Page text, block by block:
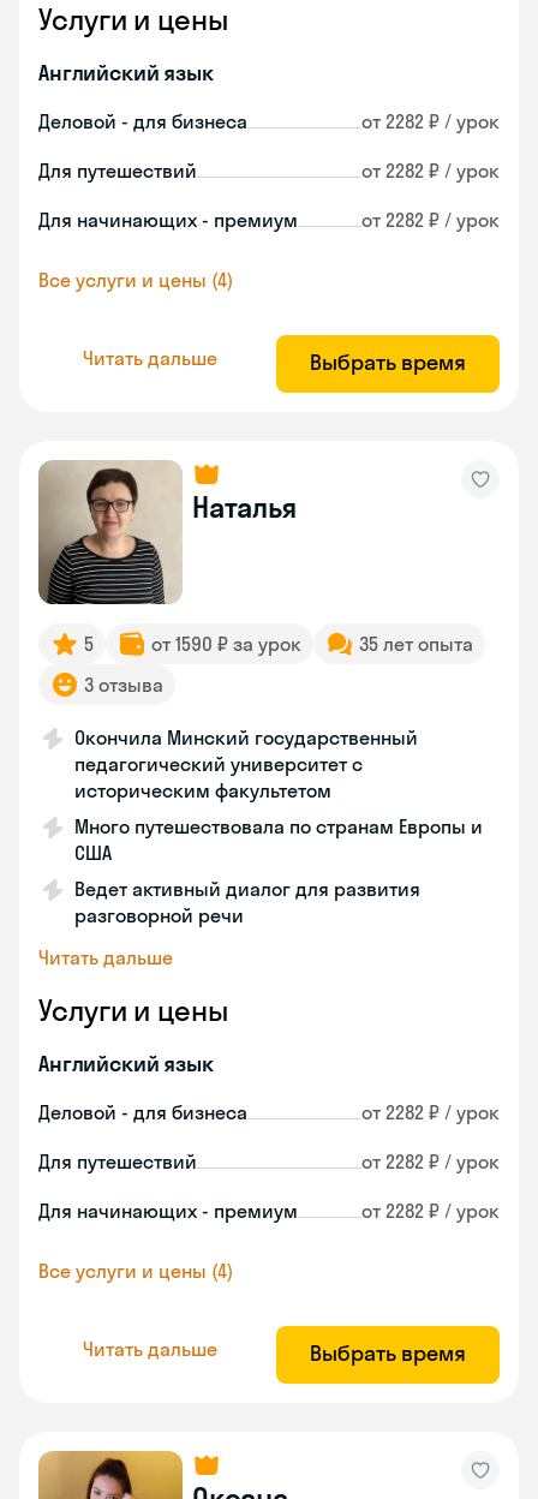
Услуги и цены
Английский язык
Деловой - для бизнеса от 2282 ₽ / урок
Для путешествий от 2282 ₽ / урок
Для начинающих - премиум от 2282 ₽ / урок
Все услуги и цены (4)
Читать дальше Выбрать время
Наталья
5 от 1590 ₽ за урок
35 лет опыта
3 отзыва
Окончила Минский государственный
педагогический университет с
историческим факультетом
Много путешествовала по странам Европы и
США
Ведет активный диалог для развития
разговорной речи
Читать дальше
Услуги и цены
Английский язык
Деловой - для бизнеса от 2282 ₽ / урок
Для путешествий от 2282 ₽ / урок
Для начинающих - премиум от 2282 ₽ / урок
Все услуги и цены (4)
Читать дальше Выбрать время